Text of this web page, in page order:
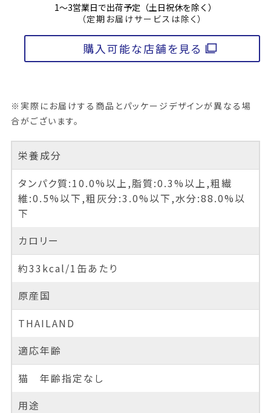
1～3営業日で出荷予定（土日祝休を除く）
（定期お届けサービスは除く）
購入可能な店舗を見る
※実際にお届けする商品とパッケージデザインが異なる場
合がございます。
栄養成分
タンパク質:10.0%以上,脂質:0.3%以上,粗繊
維:0.5%以下,粗灰分:3.0%以下,水分:88.0%以
下
カロリー
約33kcal/1缶あたり
原産国
THAILAND
適応年齢
猫 年齢指定なし
用途